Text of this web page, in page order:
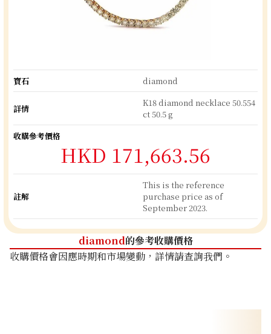
寶石 diamond
詳情
K18 diamond necklace 50.554
ct 50.5 g
收購參考價格
HKD 171,663.56
註解
This is the reference
purchase price as of
September 2023.
diamond的參考收購價格
收購價格會因應時期和市場變動，詳情請查詢我們。